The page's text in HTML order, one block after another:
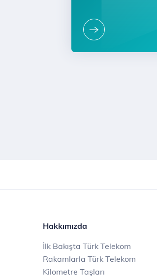
Hakkımızda
İlk Bakışta Türk Telekom
Rakamlarla Türk Telekom
Kilometre Taşları